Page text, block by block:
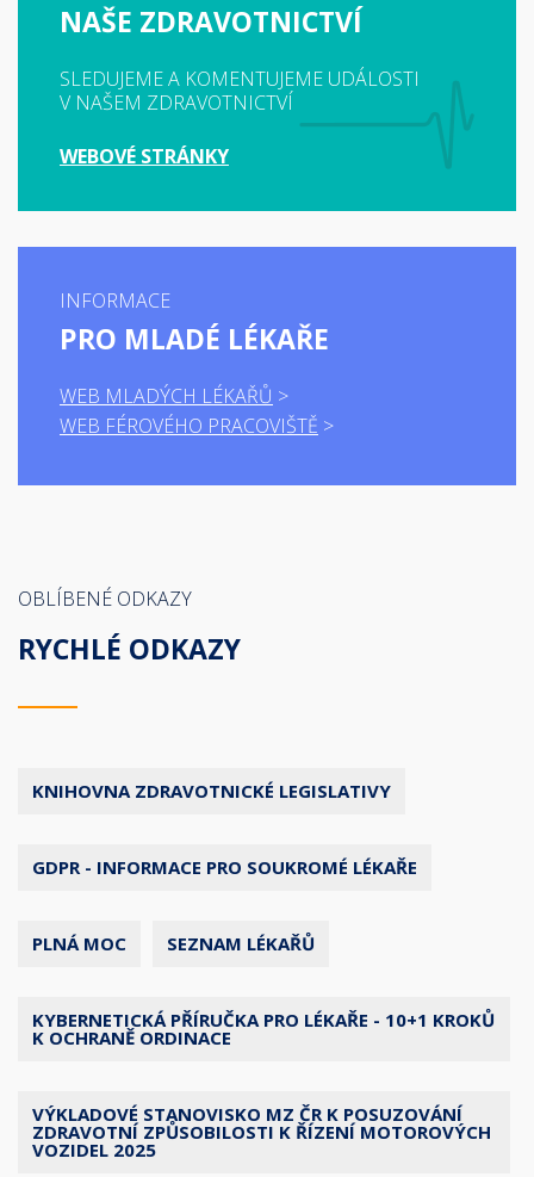
NAŠE ZDRAVOTNICTVÍ
SLEDUJEME A KOMENTUJEME UDÁLOSTI
V NAŠEM ZDRAVOTNICTVÍ
WEBOVÉ STRÁNKY
INFORMACE
PRO MLADÉ LÉKAŘE
WEB MLADÝCH LÉKAŘŮ
WEB FÉROVÉHO PRACOVIŠTĚ
OBLÍBENÉ ODKAZY
RYCHLÉ ODKAZY
KNIHOVNA ZDRAVOTNICKÉ LEGISLATIVY
GDPR - INFORMACE PRO SOUKROMÉ LÉKAŘE
PLNÁ MOC SEZNAM LÉKAŘŮ
KYBERNETICKÁ PŘÍRUČKA PRO LÉKAŘE - 10+1 KROKŮ
K OCHRANĚ ORDINACE
VÝKLADOVÉ STANOVISKO MZ ČR K POSUZOVÁNÍ
ZDRAVOTNÍ ZPŮSOBILOSTI K ŘÍZENÍ MOTOROVÝCH
VOZIDEL 2025